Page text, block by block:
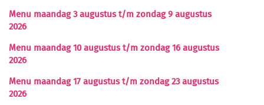
Menu maandag 3 augustus t/m zondag 9 augustus
2026
Menu maandag 10 augustus t/m zondag 16 augustus
2026
Menu maandag 17 augustus t/m zondag 23 augustus
2026